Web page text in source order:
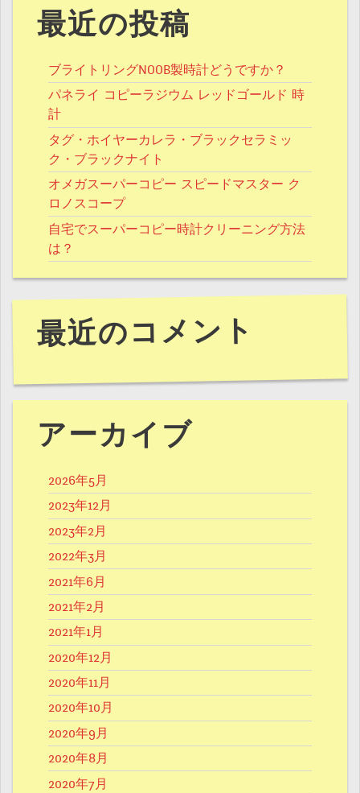
最近の投稿
ブライトリングNOOB製時計どうですか？
パネライ コピーラジウム レッドゴールド 時
計
タグ・ホイヤーカレラ・ブラックセラミッ
ク・ブラックナイト
オメガスーパーコピー スピードマスター ク
ロノスコープ
自宅でスーパーコピー時計クリーニング方法
は？
最近のコメント
アーカイブ
2026年5月
2023年12月
2023年2月
2022年3月
2021年6月
2021年2月
2021年1月
2020年12月
2020年11月
2020年10月
2020年9月
2020年8月
2020年7月